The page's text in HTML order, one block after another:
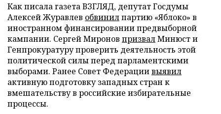
Как писала газета ВЗГЛЯД, депутат Госдумы
Алексей Журавлев обвинилпартию «Яблоко» в
иностранном финансировании предвыборной
кампании. Сергей Миронов призвалМинюст и
Генпрокуратуру проверить деятельность этой
политической силы перед парламентскими
выборами. Ранее Совет Федерациивыявил
активную подготовку западных стран к
вмешательству в российские избирательные
процессы.